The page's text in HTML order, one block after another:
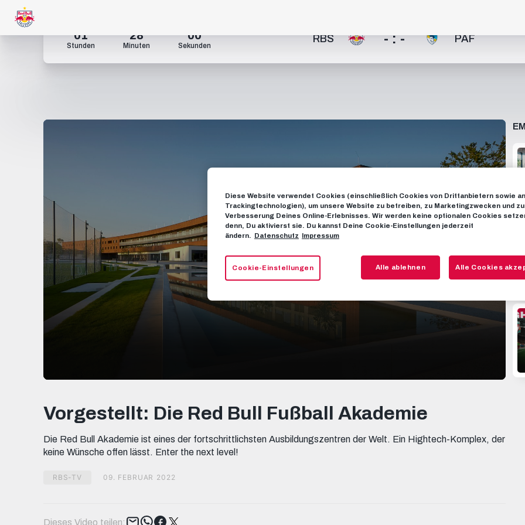
01
Stunden
27
Minuten
59
Sekunden
RBS - : - PAF
2
minutes,
seconds Volume
90%
Vorgestellt: Die Red Bull Fußball Akademie
Die Red Bull Akademie ist eines der fortschrittlichsten Ausbildungszentren der Welt. Ein Hightech-Komplex, der
keine Wünsche offen lässt. Enter the next level!
RBS-TV 09. FEBRUAR 2022
Dieses Video teilen: Tweet
Diese Website verwendet Cookies (einschließlich Cookies von Drittanbietern sowie
Trackingtechnologien), um unsere Website zu betreiben, zu Marketingzwecken und
Verbesserung Deines Online-Erlebnisses. Wir werden keine optionalen Cookies
denn, Du aktivierst sie. Du kannst Deine Cookie-Einstellungen jederzeit
ändern.
Datenschutz Impressum
Cookie-Einstellungen Alle ablehnen Alle Cookies